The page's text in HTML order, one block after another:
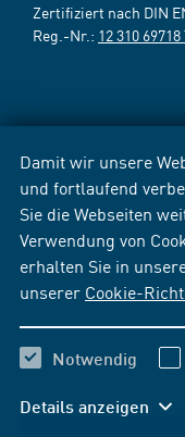
Damit wir unsere
und fortlaufend
Sie die Webseiten
Verwendung von
erhalten Sie in
unserer Cookie-
Notwendig
Details anzeigen
Zertifiziert nach DIN
Reg.-Nr.: 12 310